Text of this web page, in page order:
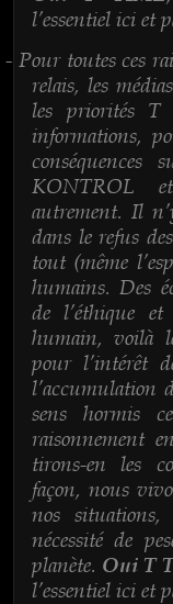
l’essentiel ici et
- Pour toutes ces
relais, les
les priorités T
informations,
conséquences
KONTROL
autrement. Il
dans le refus
tout (même
humains. Des
de l’éthique
humain, voilà
pour l’intérêt
l’accumulation
sens hormis
raisonnement
tirons-en les
façon, nous
nos
nécessité de
planète. Oui T
l’essentiel ici et